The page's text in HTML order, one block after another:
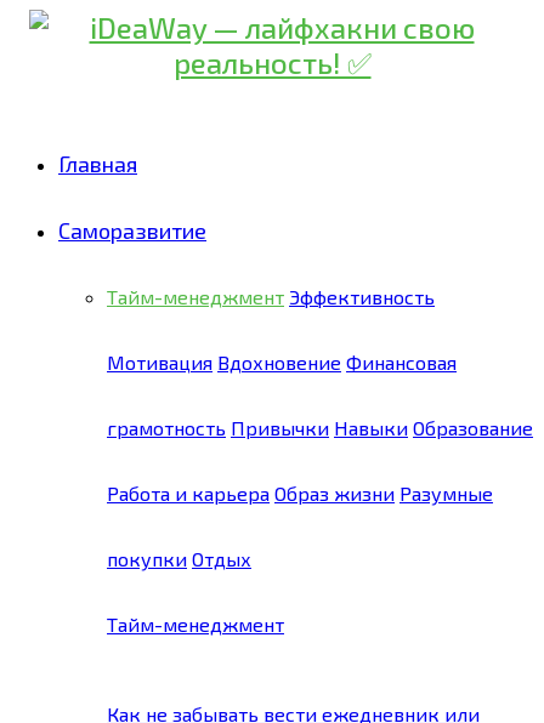
Главная
Саморазвитие
Тайм-менеджмент Эффективность
Мотивация Вдохновение Финансовая
грамотность Привычки Навыки Образование
Работа и карьера Образ жизни Разумные
покупки Отдых
Тайм-менеджмент
Как не забывать вести ежедневник или